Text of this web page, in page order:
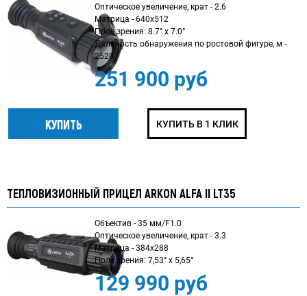
Оптическое увеличение, крат - 2.6
Матрица - 640x512
Поле зрения: 8.7° x 7.0°
Дальность обнаружения по ростовой фигуре, м -
2520
251 900 руб
КУПИТЬ В 1 КЛИК
ТЕПЛОВИЗИОННЫЙ ПРИЦЕЛ ARKON ALFA II LT35
Объектив - 35 мм/F1.0
Оптическое увеличение, крат - 3.3
Матрица - 384x288
Поле зрения: 7,53° х 5,65°
129 990 руб